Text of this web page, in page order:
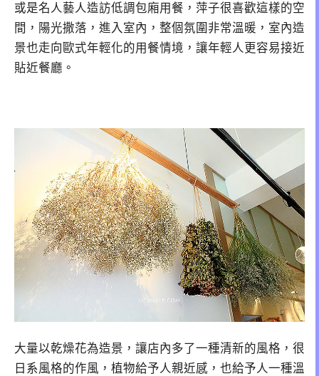
或是名人藝人造訪低調包廂用餐，萍子很喜歡這樣的空
間，陽光撒落，進入室內，整個氛圍非常溫暖，室內造
景也走向歐式年輕化的用餐情境，讓年輕人更容易接近
貼近餐廳。
大量以乾燥花為造景，讓店內多了一種清新的風格，很
日系風格的作風，植物給予人親近感，也給予人一種溫